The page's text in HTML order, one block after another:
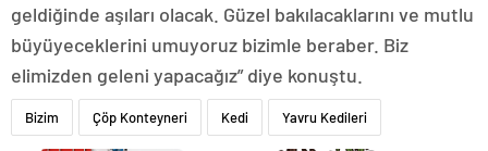
geldiğinde aşıları olacak. Güzel bakılacaklarını ve mutlu
büyüyeceklerini umuyoruz bizimle beraber. Biz
elimizden geleni yapacağız” diye konuştu.
Bizim Çöp Konteyneri Kedi Yavru Kedileri